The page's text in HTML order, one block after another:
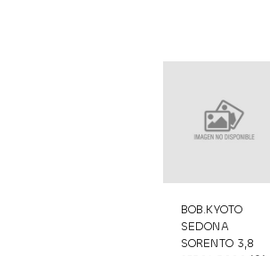
BOB.KYOTO
SEDONA
SORENTO 3,8